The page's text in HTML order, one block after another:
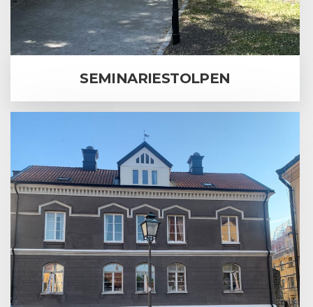
SEMINARIESTOLPEN